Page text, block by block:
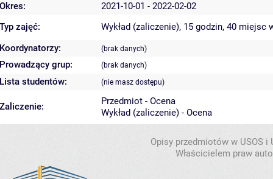
Okres:
2021-10-01 - 2022-02-02
Typ zajęć:
Wykład (zaliczenie), 15 godzin, 40 miejsc
Koordynatorzy:
(brak danych)
Prowadzący grup: (brak danych)
Lista studentów: (nie masz dostępu)
Zaliczenie:
Przedmiot - Ocena
Wykład (zaliczenie) - Ocena
Opisy przedmiotów w USOS
Właścicielem praw